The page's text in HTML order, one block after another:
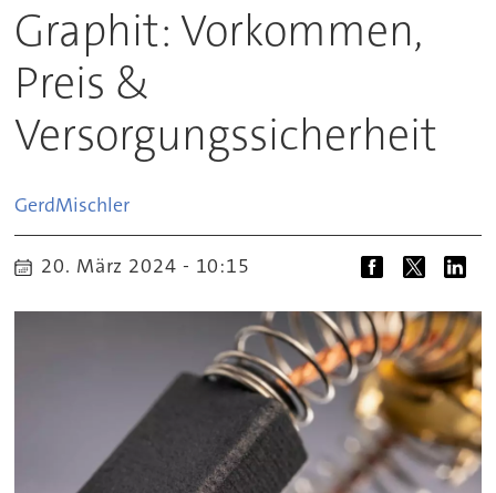
Graphit: Vorkommen,
Preis &
Versorgungssicherheit
GerdMischler
20. März 2024 - 10:15